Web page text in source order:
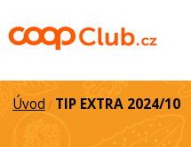
Úvod / TIP EXTRA 2024/10